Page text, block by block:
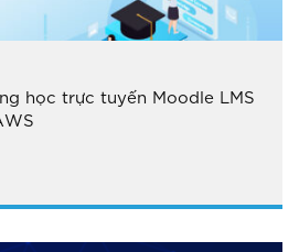
học trực tuyến Moodle LMS